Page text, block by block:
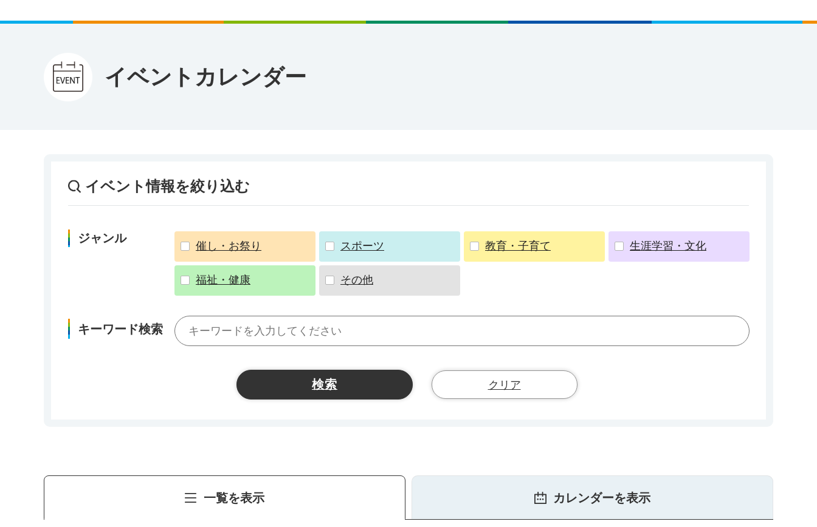
イベントカレンダー
イベント情報を絞り込む
ジャンル
催し・お祭り スポーツ 教育・子育て 生涯学習・文化
福祉・健康 その他
キーワード検索
クリア
一覧を表示 カレンダーを表示